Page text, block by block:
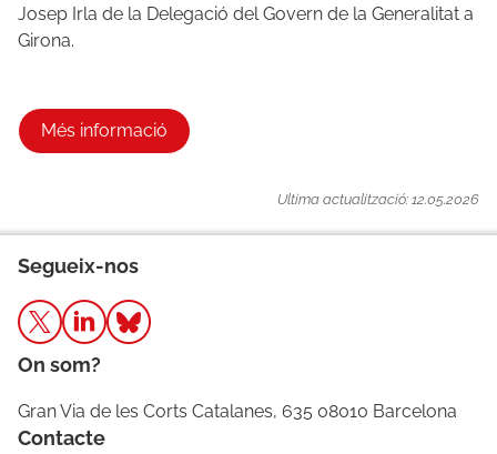
Josep Irla de la Delegació del Govern de la Generalitat a
Girona.
Més informació
Ultima actualització: 12.05.2026
Segueix-nos
On som?
Gran Via de les Corts Catalanes, 635 08010 Barcelona
Contacte